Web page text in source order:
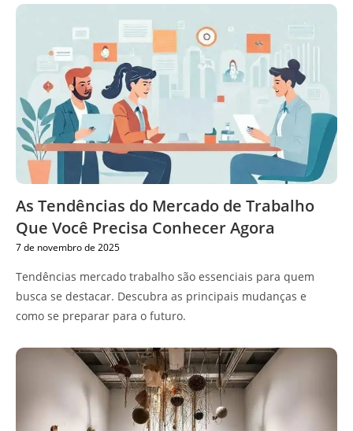
As Tendências do Mercado de Trabalho
Que Você Precisa Conhecer Agora
7 de novembro de 2025
Tendências mercado trabalho são essenciais para quem
busca se destacar. Descubra as principais mudanças e
como se preparar para o futuro.